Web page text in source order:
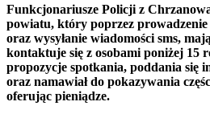
Funkcjonariusze Policji z
powiatu, który poprzez
oraz wysyłanie wiadomości sms,
kontaktuje się z osobami poniżej 15
propozycje spotkania, poddania się
oraz namawiał do pokazywania
oferując pieniądze.